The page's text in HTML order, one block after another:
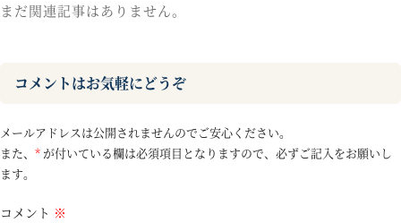
まだ関連記事はありません。
コメントはお気軽にどうぞ
メールアドレスは公開されませんのでご安心ください。
また、 * が付いている欄は必須項目となりますので、必ずご記入をお願いし
ます。
コメント ※